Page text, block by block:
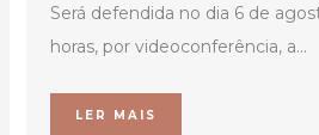
Será defendida no dia 6 de
horas, por videoconferência, a...
LER MAIS